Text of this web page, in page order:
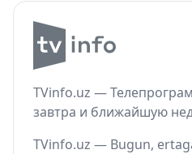
TVinfo.uz —
завтра и ближайшую
TVinfo.uz — Bugun,